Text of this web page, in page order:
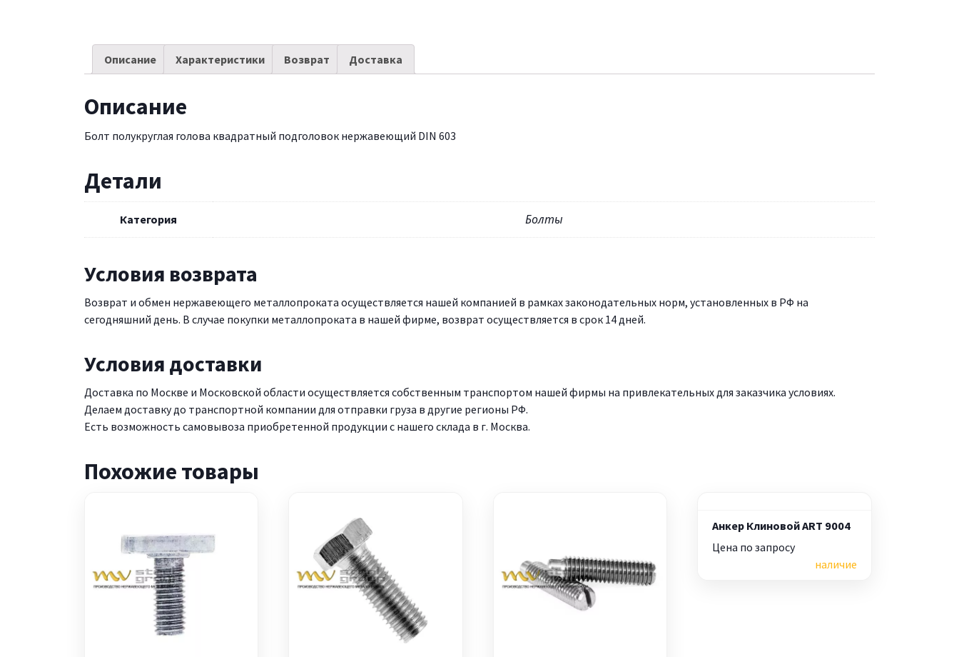
Описание Характеристики Возврат Доставка
Описание
Болт полукруглая голова квадратный подголовок нержавеющий DIN 603
Детали
Категория Болты
Условия возврата
Возврат и обмен нержавеющего металлопроката осуществляется нашей компанией в рамках законодательных норм, установленных в РФ на
сегодняшний день. В случае покупки металлопроката в нашей фирме, возврат осуществляется в срок 14 дней.
Условия доставки
Доставка по Москве и Московской области осуществляется собственным транспортом нашей фирмы на привлекательных для заказчика условиях.
Делаем доставку до транспортной компании для отправки груза в другие регионы РФ.
Есть возможность самовывоза приобретенной продукции с нашего склада в г. Москва.
Похожие товары
Анкер Клиновой ART 9004
Цена по запросу
наличие